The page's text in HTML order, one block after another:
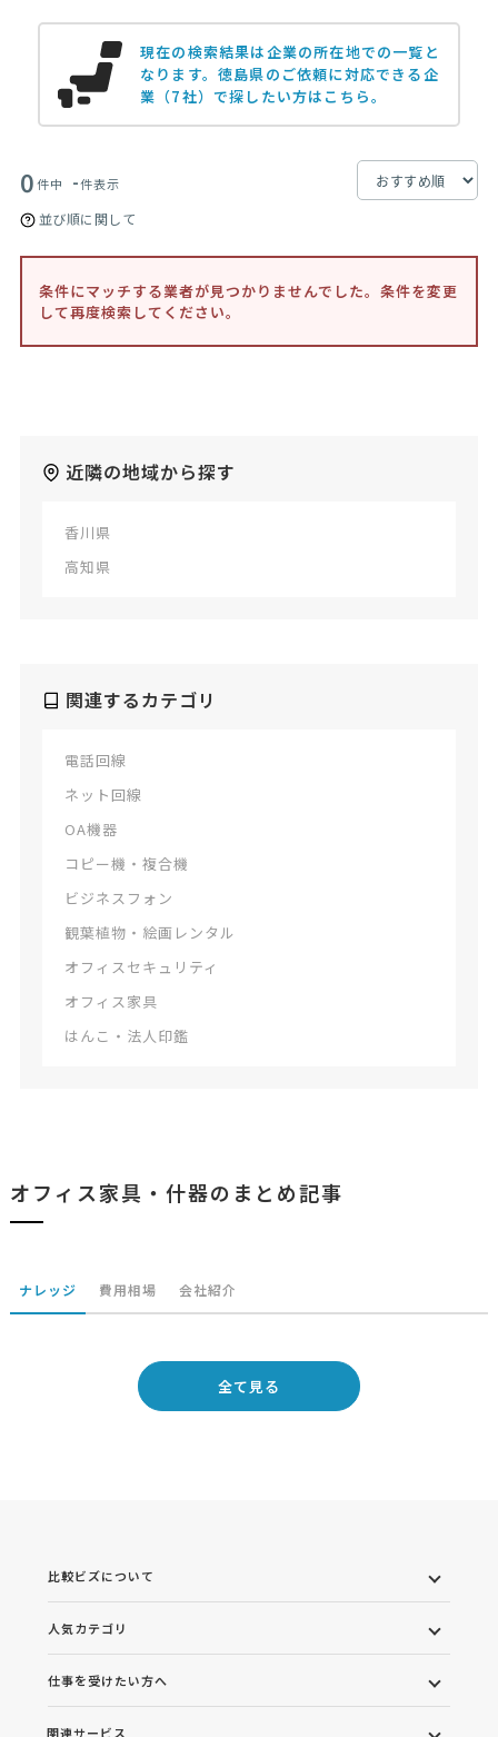
現在の検索結果は企業の所在地での一覧と
なります。徳島県のご依頼に対応できる企
業（7社）で探したい方はこちら。
0件中 -件表示
並び順に関して
条件にマッチする業者が見つかりませんでした。条件を変更
して再度検索してください。
近隣の地域から探す
香川県
高知県
関連するカテゴリ
電話回線
ネット回線
OA機器
コピー機・複合機
ビジネスフォン
観葉植物・絵画レンタル
オフィスセキュリティ
オフィス家具
はんこ・法人印鑑
オフィス家具・什器のまとめ記事
ナレッジ 費用相場 会社紹介
全て見る
比較ビズについて
人気カテゴリ
仕事を受けたい方へ
関連サービス